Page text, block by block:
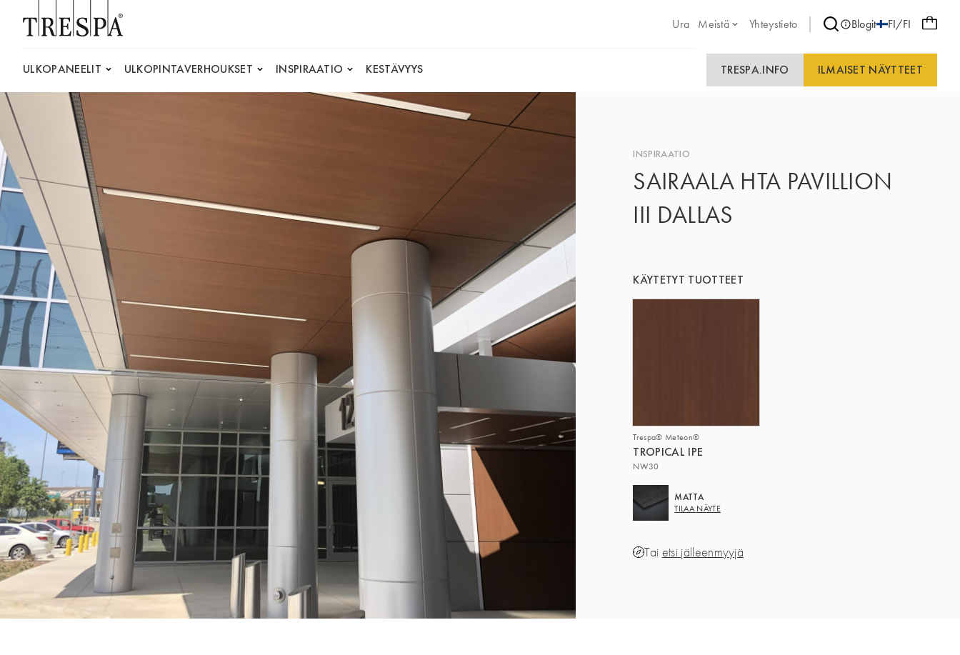
Ura
Meistä Yhteystieto Blogit FI/FI
ULKOPANEELIT ULKOPINTAVERHOUKSET INSPIRAATIO KESTÄVYYS TRESPA.INFO ILMAISET NÄYTTEET
INSPIRAATIO
SAIRAALA HTA PAVILLION
III DALLAS
KÄYTETYT TUOTTEET
Trespa® Meteon®
TROPICAL IPE
NW30
MATTA
TILAA NÄYTE
Tai etsi jälleenmyyjä